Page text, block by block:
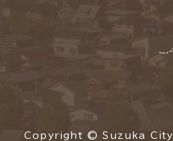
Copyright © Suzuka